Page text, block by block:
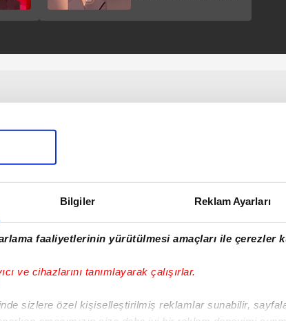
Bilgiler Reklam Ayarları
faaliyetlerinin yürütülmesi amaçları ile çerezler
ve cihazlarını tanımlayarak çalışırlar.
sizlere özel kişiselleştirilmiş reklamlar sunabilir,
masası kurulacak